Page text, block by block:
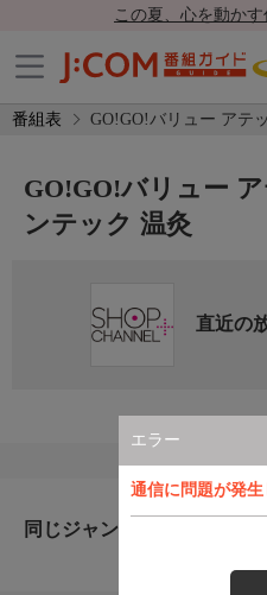
この夏、心を動か
番組表 GO!GO!バリュー アテ
エラー
通信に問題が発
GO!GO!バリュー
ンテック 温灸
直近の
同じジャンルのおすすめ番組